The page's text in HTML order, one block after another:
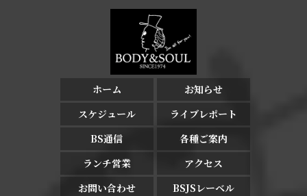
ホーム
お知らせ
スケジュール
ライブレポート
BS通信
各種ご案内
ランチ営業
アクセス
お問い合わせ
BSJSレーベル